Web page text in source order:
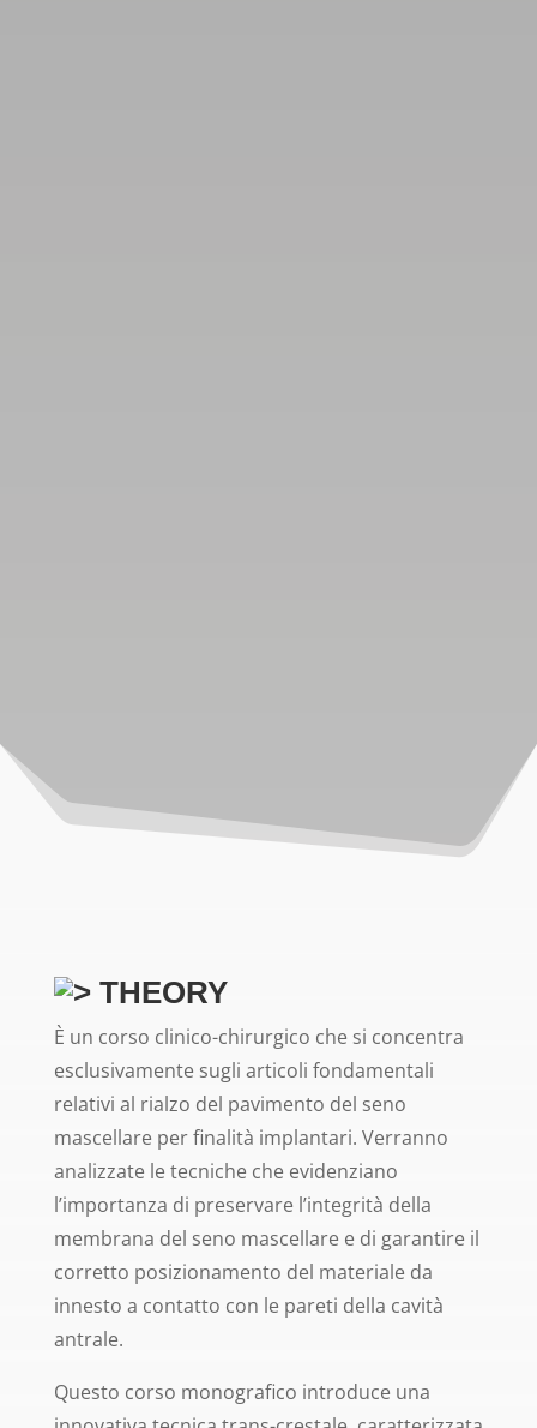
THEORY
È un corso clinico-chirurgico che si concentra
esclusivamente sugli articoli fondamentali
relativi al rialzo del pavimento del seno
mascellare per finalità implantari. Verranno
analizzate le tecniche che evidenziano
l’importanza di preservare l’integrità della
membrana del seno mascellare e di garantire il
corretto posizionamento del materiale da
innesto a contatto con le pareti della cavità
antrale.
Questo corso monografico introduce una